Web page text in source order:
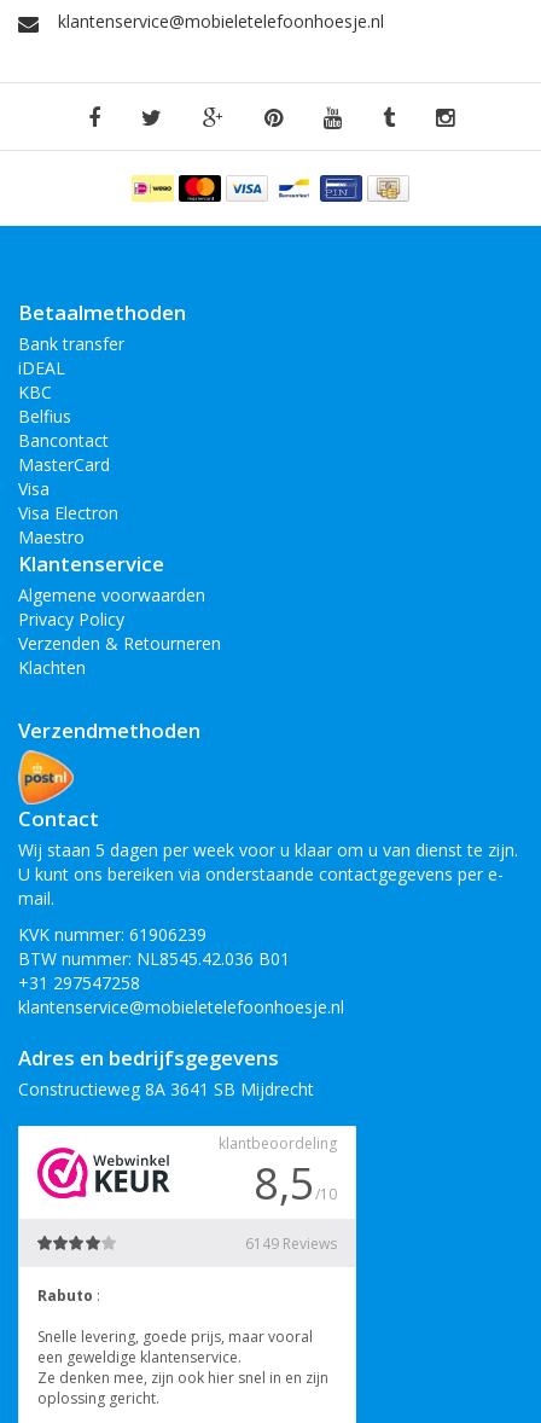
klantenservice@mobieletelefoonhoesje.nl
Betaalmethoden
Bank transfer
iDEAL
KBC
Belfius
Bancontact
MasterCard
Visa
Visa Electron
Maestro
Klantenservice
Algemene voorwaarden
Privacy Policy
Verzenden & Retourneren
Klachten
Verzendmethoden
Contact
Wij staan 5 dagen per week voor u klaar om u van dienst te zijn.
U kunt ons bereiken via onderstaande contactgegevens per e-
mail.
KVK nummer: 61906239
BTW nummer: NL8545.42.036 B01
+31 297547258
klantenservice@mobieletelefoonhoesje.nl
Adres en bedrijfsgegevens
Constructieweg 8A 3641 SB Mijdrecht